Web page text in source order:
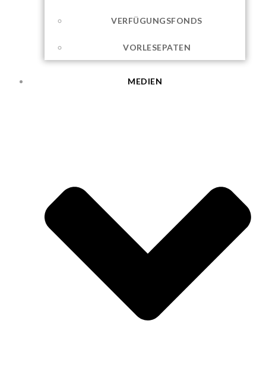
VERFÜGUNGSFONDS
VORLESEPATEN
MEDIEN